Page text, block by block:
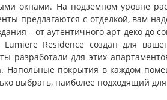
окнами. На подземном уровне
предлагаются с отделкой, вам
– от аутентичного арт-деко
Lumiere Residence создан для
разработали для этих
Напольные покрытия в каждом
выбрать, наиболее подходящий для